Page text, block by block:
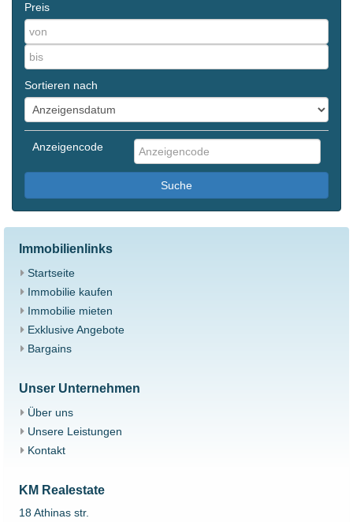
Preis
Sortieren nach
Anzeigencode
Suche
Immobilienlinks
Startseite
Immobilie kaufen
Immobilie mieten
Exklusive Angebote
Bargains
Unser Unternehmen
Über uns
Unsere Leistungen
Kontakt
KM Realestate
18 Athinas str.